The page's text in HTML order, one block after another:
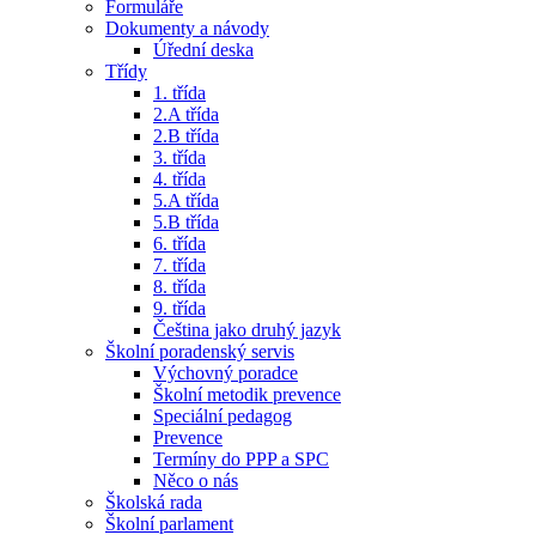
Formuláře
Dokumenty a návody
Úřední deska
Třídy
1. třída
2.A třída
2.B třída
3. třída
4. třída
5.A třída
5.B třída
6. třída
7. třída
8. třída
9. třída
Čeština jako druhý jazyk
Školní poradenský servis
Výchovný poradce
Školní metodik prevence
Speciální pedagog
Prevence
Termíny do PPP a SPC
Něco o nás
Školská rada
Školní parlament